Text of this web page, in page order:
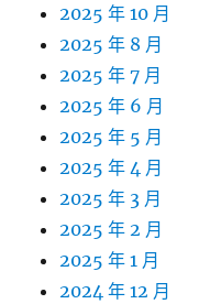
2025 年 10 月
2025 年 8 月
2025 年 7 月
2025 年 6 月
2025 年 5 月
2025 年 4 月
2025 年 3 月
2025 年 2 月
2025 年 1 月
2024 年 12 月